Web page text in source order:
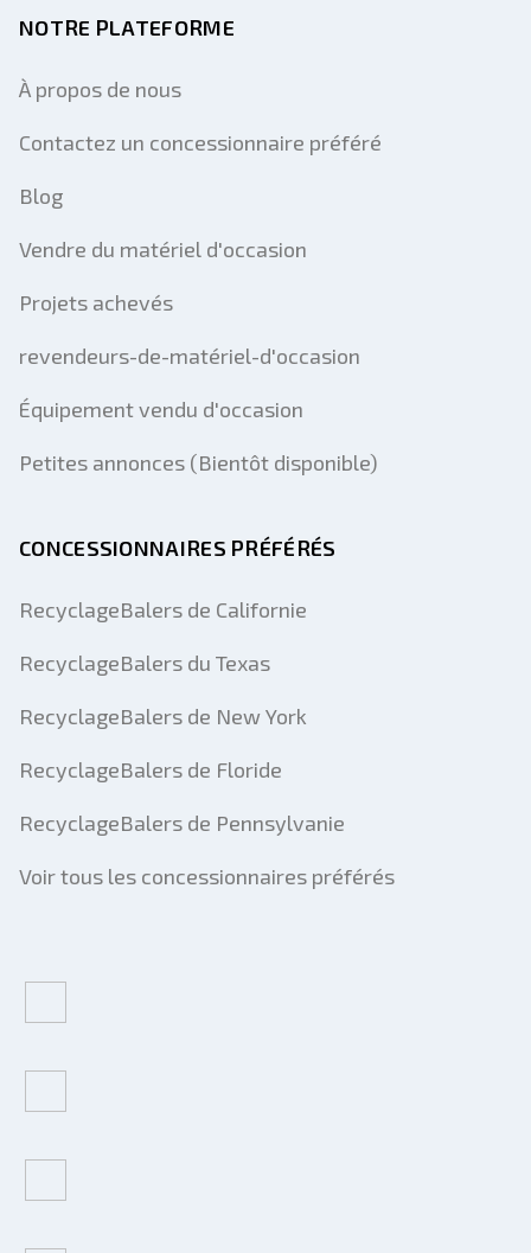
NOTRE PLATEFORME
À propos de nous
Contactez un concessionnaire préféré
Blog
Vendre du matériel d'occasion
Projets achevés
revendeurs-de-matériel-d'occasion
Équipement vendu d'occasion
Petites annonces (Bientôt disponible)
CONCESSIONNAIRES PRÉFÉRÉS
RecyclageBalers de Californie
RecyclageBalers du Texas
RecyclageBalers de New York
RecyclageBalers de Floride
RecyclageBalers de Pennsylvanie
Voir tous les concessionnaires préférés